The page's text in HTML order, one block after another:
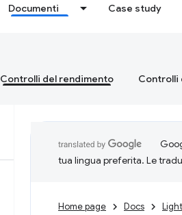
Documenti Case study
Controlli del rendimento Controlli
tua lingua preferita. Le
Home page Docs